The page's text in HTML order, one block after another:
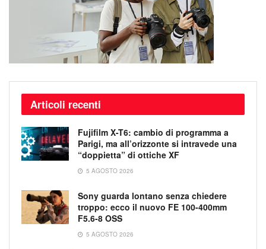
Articoli recenti
Fujifilm X-T6: cambio di programma a
Parigi, ma all’orizzonte si intravede una
“doppietta” di ottiche XF
5 AGOSTO 2026
Sony guarda lontano senza chiedere
troppo: ecco il nuovo FE 100-400mm
F5.6-8 OSS
5 AGOSTO 2026